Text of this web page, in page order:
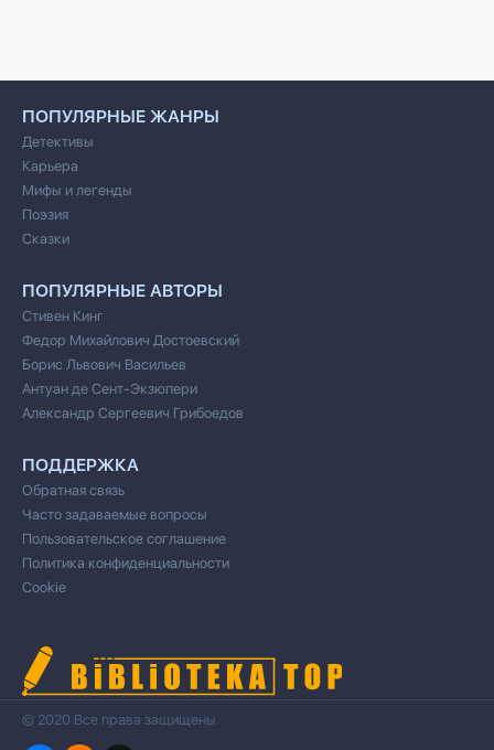
ПОПУЛЯРНЫЕ ЖАНРЫ
Детективы
Карьера
Мифы и легенды
Поэзия
Сказки
ПОПУЛЯРНЫЕ АВТОРЫ
Стивен Кинг
Федор Михайлович Достоевский
Борис Львович Васильев
Антуан де Сент-Экзюпери
Александр Сергеевич Грибоедов
ПОДДЕРЖКА
Обратная связь
Часто задаваемые вопросы
Пользовательское соглашение
Политика конфиденциальности
Cookie
© 2020 Все права защищены